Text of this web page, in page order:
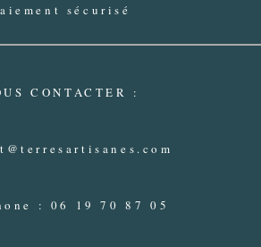
sécurisé
CONTACTER :
: 06 19 70 87 05